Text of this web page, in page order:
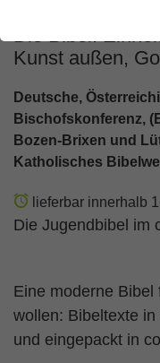
Die Bibel.
Kunst außen,
Deutsche,
Bischofskonferenz,
Bozen-Brixen und
Katholisches
lieferbar innerhalb
Die Jugendbibel im
Eine moderne Bibel
wollen: Bibeltexte
und eingepackt in